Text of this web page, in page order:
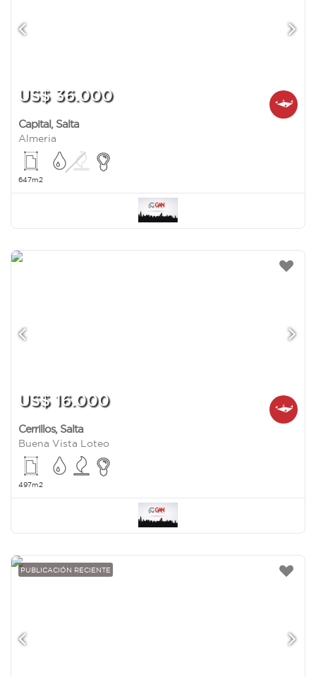
US$ 36.000
Capital, Salta
Almeria
647m2
US$ 16.000
Cerrillos, Salta
Buena Vista Loteo
497m2
PUBLICACIÓN RECIENTE